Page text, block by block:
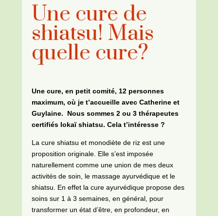
Une cure de
shiatsu! Mais
quelle cure?
Une cure, en petit comité, 12 personnes
maximum, où je t’accueille avec Catherine et
Guylaine. Nous sommes 2 ou 3 thérapeutes
certifiés Iokaï shiatsu. Cela t’intéresse ?
La cure shiatsu et monodiète de riz est une
proposition originale. Elle s’est imposée
naturellement comme une union de mes deux
activités de soin, le massage ayurvédique et le
shiatsu. En effet la cure ayurvédique propose des
soins sur 1 à 3 semaines, en général, pour
transformer un état d’être, en profondeur, en